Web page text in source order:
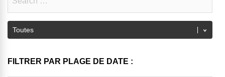
FILTRER PAR PLAGE DE DATE :